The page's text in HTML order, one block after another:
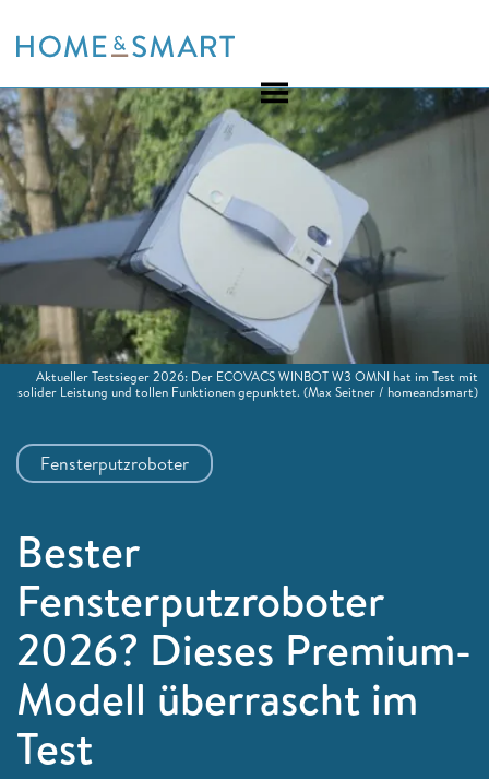
to
Fensterputzroboter
Bester
Fensterputzroboter
2026? Dieses Premium-
Modell überrascht im
Test
Aktueller Testsieger 2026: Der ECOVACS WINBOT W3 OMNI hat im Test mit
solider Leistung und tollen Funktionen gepunktet.(Max Seitner / homeandsmart)